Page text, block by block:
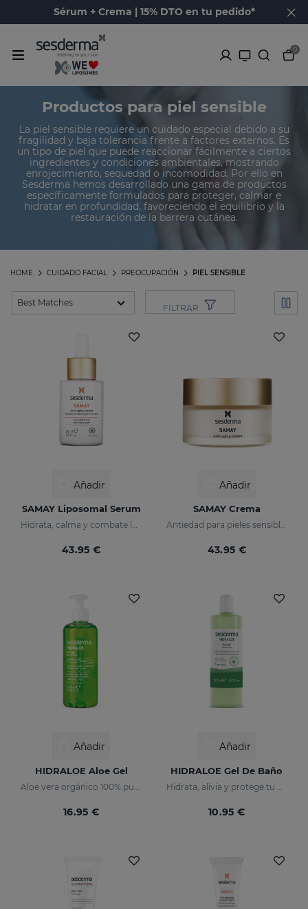
Sérum + Crema | 15% DTO en tu pedido*
0
Productos para piel sensible
La piel sensible requiere un cuidado especial debido a su
fragilidad y baja tolerancia frente a factores externos. Es
un tipo de piel que puede reaccionar fácilmente a ciertos
ingredientes y condiciones ambientales, mostrando
enrojecimiento, sequedad o incomodidad. Por ello en
Sesderma hemos desarrollado una gama de productos
específicamente formulados para proteger, calmar e
hidratar en profundidad, favoreciendo el equilibrio y la
restauración de la barrera cutánea.
PIEL SENSIBLE
PREOCUPACIÓN
CUIDADO FACIAL
HOME
FILTRAR
Añadir
SAMAY Liposomal Serum
Hidrata, calma y combate las arrugas de las pieles sensibles
43.95 €
Añadir
SAMAY Crema
Antiedad para pieles sensibles
43.95 €
Añadir
HIDRALOE Aloe Gel
16.95 €
Añadir
HIDRALOE Gel De Baño
10.95 €